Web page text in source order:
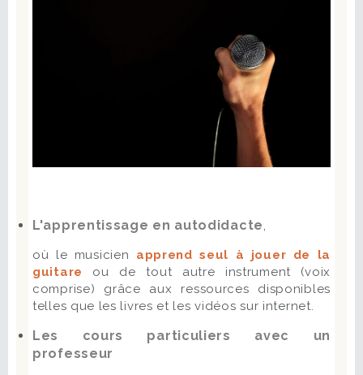
L'apprentissage en autodidacte,
où le musicien apprend seul à jouer de la
guitare ou de tout autre instrument (voix
comprise) grâce aux ressources disponibles
telles que les livres et les vidéos sur internet.
Les cours particuliers avec un
professeur